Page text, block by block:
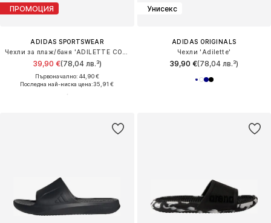
ПРОМОЦИЯ
ADIDAS SPORTSWEAR
39,90 €(78,04 лв.³)
Първоначално: 44,90 €
Последна най-ниска цена:35,91 €
Унисекс
ADIDAS ORIGINALS
Чехли 'Adilette'
39,90 €(78,04 лв.³)